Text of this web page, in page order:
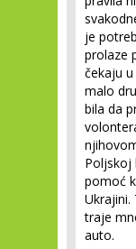
je
prolaze
čekaju
malo
bila da
Poljskoj
pomoć
Ukrajini.
traje
auto.